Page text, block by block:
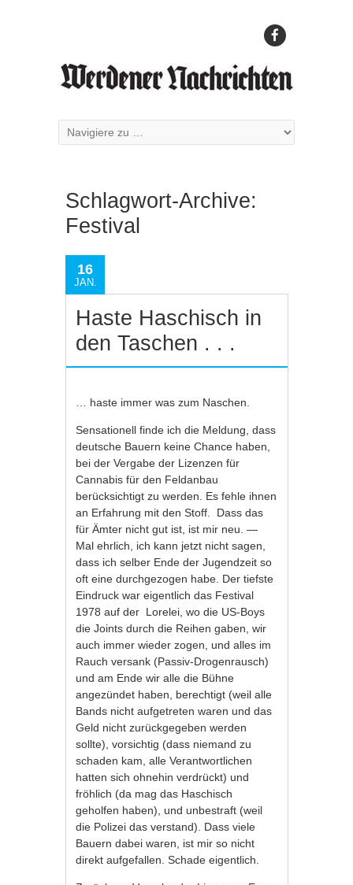
Schlagwort-Archive:
Festival
16
JAN.
Haste Haschisch in
den Taschen . . .
… haste immer was zum Naschen.
Sensationell finde ich die Meldung, dass
deutsche Bauern keine Chance haben,
bei der Vergabe der Lizenzen für
Cannabis für den Feldanbau
berücksichtigt zu werden. Es fehle ihnen
an Erfahrung mit den Stoff. Dass das
für Ämter nicht gut ist, ist mir neu. —
Mal ehrlich, ich kann jetzt nicht sagen,
dass ich selber Ende der Jugendzeit so
oft eine durchgezogen habe. Der tiefste
Eindruck war eigentlich das Festival
1978 auf der Lorelei, wo die US-Boys
die Joints durch die Reihen gaben, wir
auch immer wieder zogen, und alles im
Rauch versank (Passiv-Drogenrausch)
und am Ende wir alle die Bühne
angezündet haben, berechtigt (weil alle
Bands nicht aufgetreten waren und das
Geld nicht zurückgegeben werden
sollte), vorsichtig (dass niemand zu
schaden kam, alle Verantwortlichen
hatten sich ohnehin verdrückt) und
fröhlich (da mag das Haschisch
geholfen haben), und unbestraft (weil
die Polizei das verstand). Dass viele
Bauern dabei waren, ist mir so nicht
direkt aufgefallen. Schade eigentlich.